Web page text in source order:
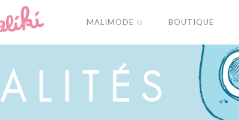
MALIMODE ✩ BOUTIQUE
A L É S